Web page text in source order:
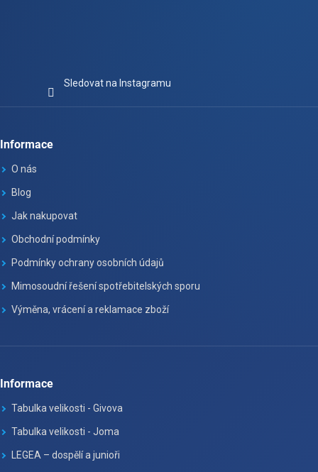
Sledovat na Instagramu
Informace
O nás
Blog
Jak nakupovat
Obchodní podmínky
Podmínky ochrany osobních údajů
Mimosoudní řešení spotřebitelských sporu
Výměna, vrácení a reklamace zboží
Informace
Tabulka velikosti - Givova
Tabulka velikosti - Joma
LEGEA – dospělí a junioři